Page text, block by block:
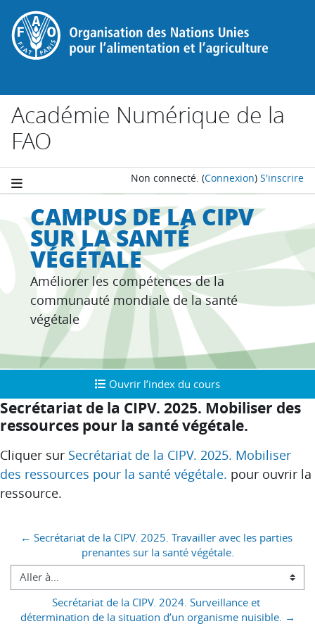
Passer au contenu principal
Académie Numérique de la
FAO
Non connecté. (Connexion) S'inscrire
CAMPUS DE LA CIPV
SUR LA SANTÉ
VÉGÉTALE
Améliorer les compétences de la
communauté mondiale de la santé
végétale
Ouvrir l’index du cours
Ouvrir l’index du cours
Secrétariat de la CIPV. 2025. Mobiliser des
ressources pour la santé végétale.
Conditions d’achèvement
Cliquer sur Secrétariat de la CIPV. 2025. Mobiliser
des ressources pour la santé végétale. pour ouvrir la
ressource.
← Secrétariat de la CIPV. 2025. Travailler avec les parties
prenantes sur la santé végétale.
Aller à…
Secrétariat de la CIPV. 2024. Surveillance et
détermination de la situation d’un organisme nuisible. →